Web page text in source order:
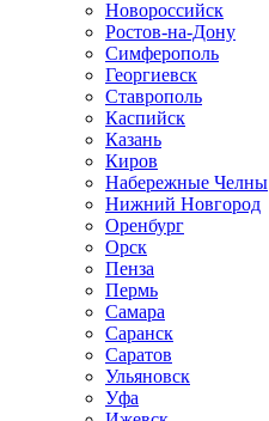
Новороссийск
Ростов-на-Дону
Симферополь
Георгиевск
Ставрополь
Каспийск
Казань
Киров
Набережные Челны
Нижний Новгород
Оренбург
Орск
Пенза
Пермь
Самара
Саранск
Саратов
Ульяновск
Уфа